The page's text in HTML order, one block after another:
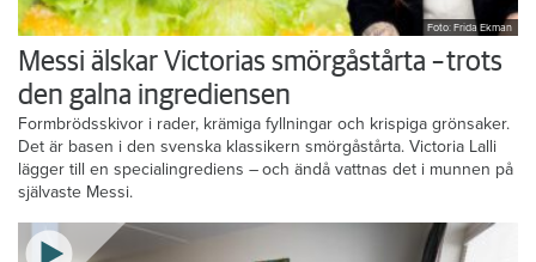
Foto: Frida Ekman
Messi älskar Victorias smörgåstårta – trots
den galna ingrediensen
Formbrödsskivor i rader, krämiga fyllningar och krispiga grönsaker.
Det är basen i den svenska klassikern smörgåstårta. Victoria Lalli
lägger till en specialingrediens – och ändå vattnas det i munnen på
självaste Messi.